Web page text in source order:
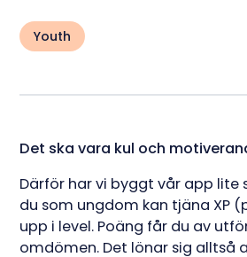
Youth
Det ska vara kul och
Därför har vi byggt vår app lite
du som ungdom kan tjäna XP
upp i level. Poäng får du av
omdömen. Det lönar sig alltså